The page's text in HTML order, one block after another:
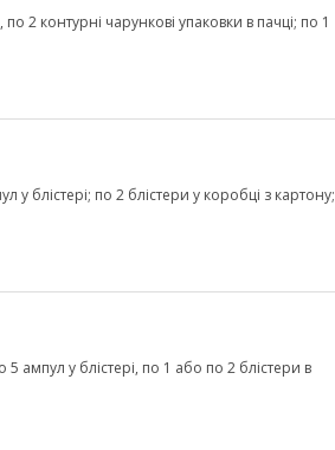
2 контурні чарункові упаковки в пачці; по 1
у блістері; по 2 блістери у коробці з картону;
ампул у блістері, по 1 або по 2 блістери в